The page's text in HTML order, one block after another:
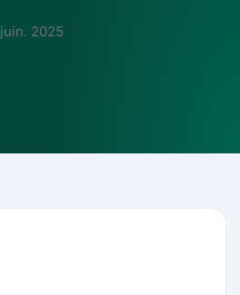
juin. 2025